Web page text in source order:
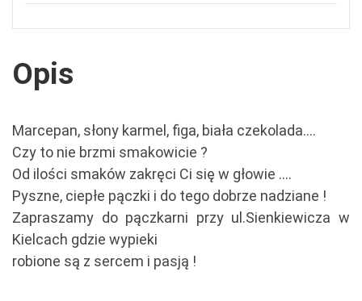
Opis
Marcepan, słony karmel, figa, biała czekolada....
Czy to nie brzmi smakowicie ?
Od ilości smaków zakręci Ci się w głowie ....
Pyszne, ciepłe pączki i do tego dobrze nadziane !
Zapraszamy do pączkarni przy ul.Sienkiewicza w
Kielcach gdzie wypieki
robione są z sercem i pasją !